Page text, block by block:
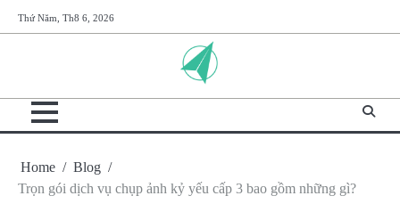
to
Thứ Năm, Th8 6, 2026
Home
Blog
Trọn gói dịch vụ chụp ảnh kỷ yếu cấp 3 bao gồm những gì?